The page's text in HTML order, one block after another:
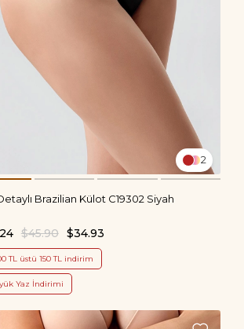
2
Brazilian Külot C19302 Siyah
$34.93
$45.90
TL üstü 150 TL indirim
Yaz İndirimi